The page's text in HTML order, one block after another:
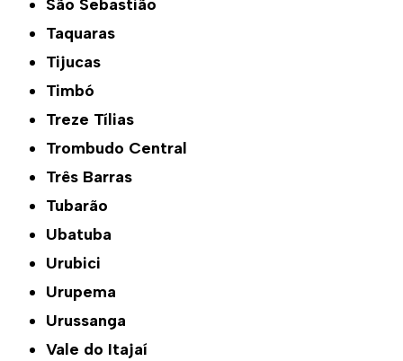
São Sebastião
Taquaras
Tijucas
Timbó
Treze Tílias
Trombudo Central
Três Barras
Tubarão
Ubatuba
Urubici
Urupema
Urussanga
Vale do Itajaí